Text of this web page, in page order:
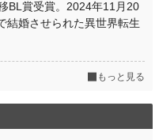
BL賞受賞。2024年11月20
結婚させられた異世界転生
もっと見る